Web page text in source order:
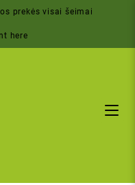
prekės visai šeimai
here